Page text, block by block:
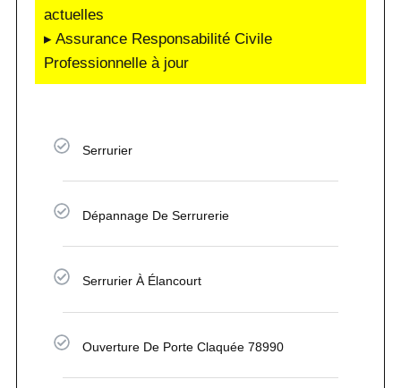
actuelles
▸ Assurance Responsabilité Civile
Professionnelle à jour
Serrurier
Dépannage De Serrurerie
Serrurier À Élancourt
Ouverture De Porte Claquée 78990